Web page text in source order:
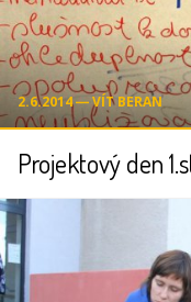
2.6.2014 ― VÍT BERAN
Projektový den